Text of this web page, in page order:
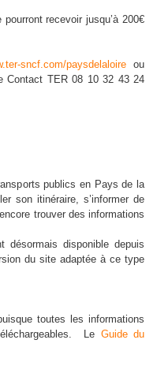
recevoir jusqu’à 200€
sncf.com/paysdelaloire ou
TER 08 10 32 43 24
publics en Pays de la
son itinéraire, s’informer de
trouver des informations
désormais disponible depuis
du site adaptée à ce type
toutes les informations
Le Guide du